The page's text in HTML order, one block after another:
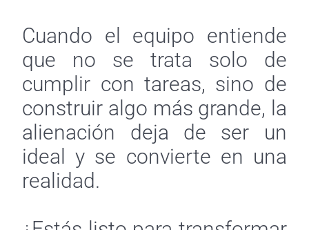
Cuando el equipo entiende
que no se trata solo de
cumplir con tareas, sino de
construir algo más grande, la
alienación deja de ser un
ideal y se convierte en una
realidad.